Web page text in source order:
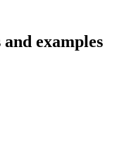
examples